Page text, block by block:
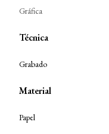
Gráfica
Técnica
Grabado
Material
Papel